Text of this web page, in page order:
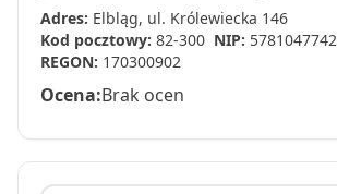
Adres: Elbląg, ul. Królewiecka 146
Kod pocztowy: 82-300 NIP: 5781047742
REGON: 170300902
Ocena:Brak ocen